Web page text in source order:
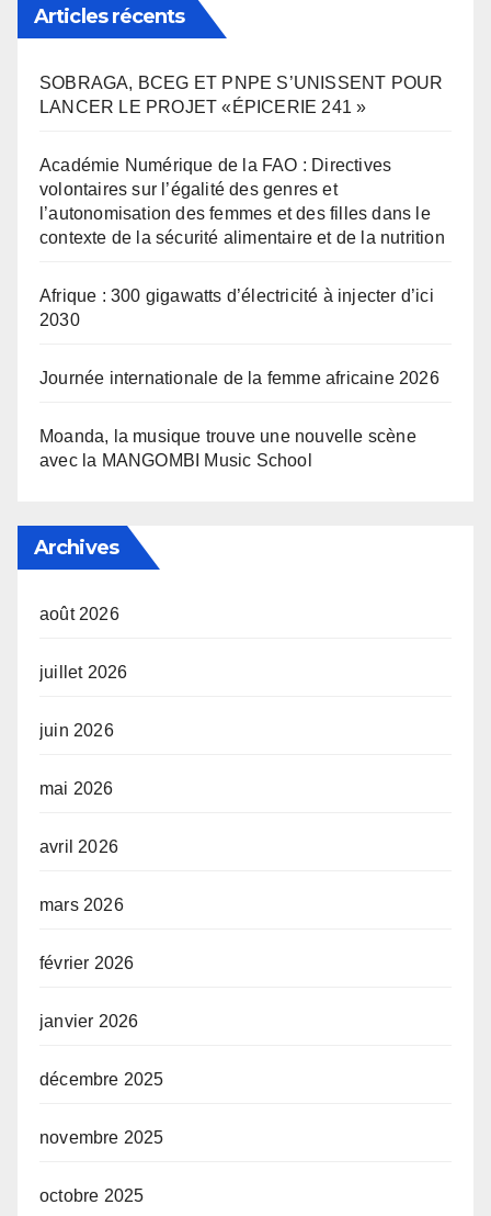
Articles récents
SOBRAGA, BCEG ET PNPE S’UNISSENT POUR
LANCER LE PROJET «ÉPICERIE 241 »
Académie Numérique de la FAO : Directives
volontaires sur l’égalité des genres et
l’autonomisation des femmes et des filles dans le
contexte de la sécurité alimentaire et de la nutrition
Afrique : 300 gigawatts d’électricité à injecter d’ici
2030
Journée internationale de la femme africaine 2026
Moanda, la musique trouve une nouvelle scène
avec la MANGOMBI Music School
Archives
août 2026
juillet 2026
juin 2026
mai 2026
avril 2026
mars 2026
février 2026
janvier 2026
décembre 2025
novembre 2025
octobre 2025